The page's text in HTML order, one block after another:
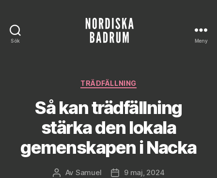
Sök Meny
Kategorier
TRÄDFÄLLNING
Så kan trädfällning
stärka den lokala
gemenskapen i Nacka
Inläggsförfattare
Av Samuel Inläggsdatum
9 maj, 2024